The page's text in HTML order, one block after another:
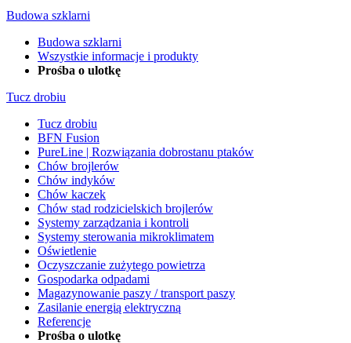
Budowa szklarni
Budowa szklarni
Wszystkie informacje i produkty
Prośba o ulotkę
Tucz drobiu
Tucz drobiu
BFN Fusion
PureLine | Rozwiązania dobrostanu ptaków
Chów brojlerów
Chów indyków
Chów kaczek
Chów stad rodzicielskich brojlerów
Systemy zarządzania i kontroli
Systemy sterowania mikroklimatem
Oświetlenie
Oczyszczanie zużytego powietrza
Gospodarka odpadami
Magazynowanie paszy / transport paszy
Zasilanie energią elektryczną
Referencje
Prośba o ulotkę